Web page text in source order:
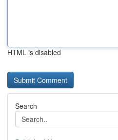
HTML is disabled
Search